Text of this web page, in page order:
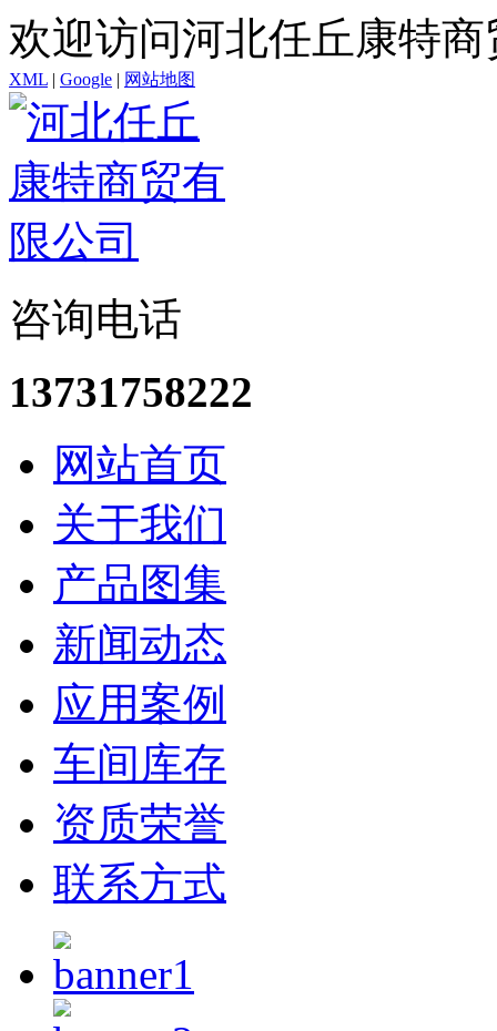
欢迎访问河北任丘康特
XML | Google | 网站地图
咨询电话
13731758222
网站首页
关于我们
产品图集
新闻动态
应用案例
车间库存
资质荣誉
联系方式